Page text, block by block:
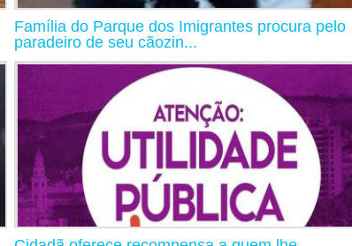
Família do Parque dos Imigrantes procura pelo
paradeiro de seu cãozin...